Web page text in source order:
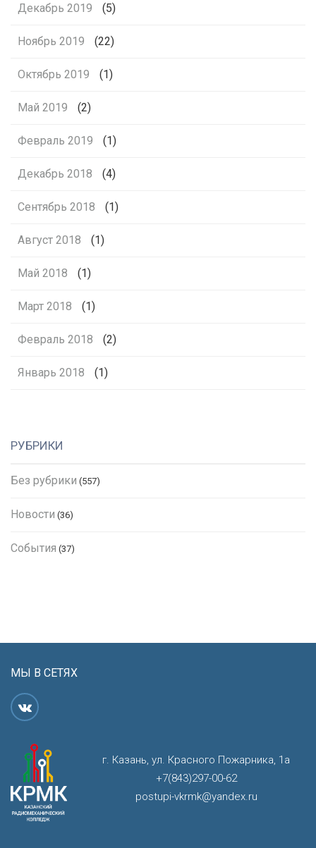
Декабрь 2019 (5)
Ноябрь 2019 (22)
Октябрь 2019 (1)
Май 2019 (2)
Февраль 2019 (1)
Декабрь 2018 (4)
Сентябрь 2018 (1)
Август 2018 (1)
Май 2018 (1)
Март 2018 (1)
Февраль 2018 (2)
Январь 2018 (1)
РУБРИКИ
Без рубрики (557)
Новости (36)
События (37)
МЫ В СЕТЯХ
г. Казань, ул. Красного Пожарника, 1а
+7(843)297-00-62
postupi-vkrmk@yandex.ru